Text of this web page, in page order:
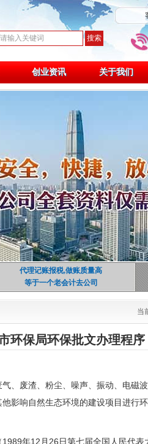
创业资讯 关于我们
代理记账报税,做账质量高
等于一个老会计去公司
当
环保局环保批文办理程序
、废渣、粉尘、噪声、振动、电磁
影响自然生态环境的建设项目进行环
1989年12月26日第七届全国人民代